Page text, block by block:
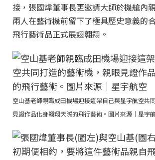
接，張國煒董事長更邀請大師於機艙內
兩人在藝術機前留下了極具歷史意義的
飛行藝術品正式展翅翱翔。
空山基老師親臨成田機場迎接這架自己與星宇航空共
見證作品化身翱翔天際的飛行藝術。圖片來源｜星宇